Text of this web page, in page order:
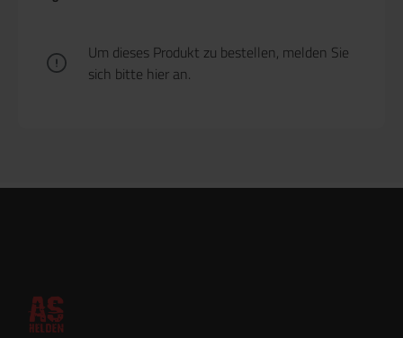
Um dieses Produkt zu bestellen, melden Sie
sich bitte hier an.